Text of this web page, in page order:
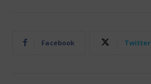
Facebook Twitter